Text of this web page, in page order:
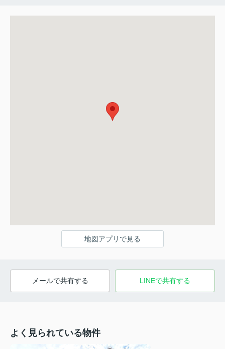
地図アプリで見る
メールで共有する LINEで共有する
よく見られている物件